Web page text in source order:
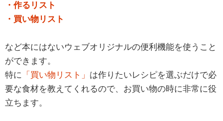
・作るリスト
・買い物リスト
など本にはないウェブオリジナルの便利機能を使うこと
ができます。
特に 「買い物リスト」 は作りたいレシピを選ぶだけで必
要な食材を教えてくれるので、お買い物の時に非常に役
立ちます。